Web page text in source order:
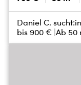
Daniel C. sucht:
bis 900 € Ab 50